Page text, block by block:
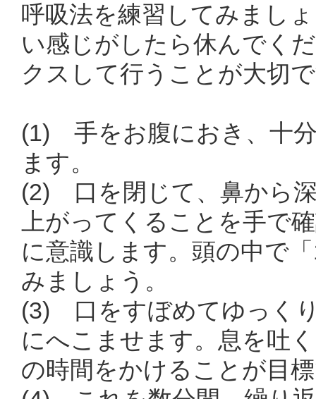
呼吸法を練習してみまし
い感じがしたら休んでく
クスして行うことが大切
(1) 手をお腹におき、十
ます。
(2) 口を閉じて、鼻から
上がってくることを手で
に意識します。頭の中で
みましょう。
(3) 口をすぼめてゆっく
にへこませます。息を吐
の時間をかけることが目